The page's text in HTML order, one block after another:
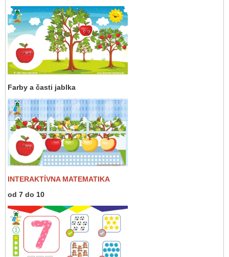
Farby a časti jablka
INTERAKTÍVNA MATEMATIKA
od 7 do 10